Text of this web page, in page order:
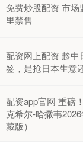
免费炒股配资 市场
里禁售
配资网上配资 趁
签，是抢日本生意
配资app官网 重磅
克希尔-哈撒韦
藏版）